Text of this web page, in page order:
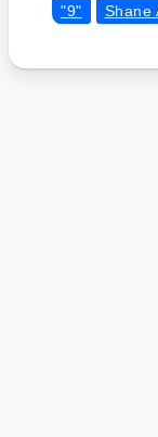
"9" Shane